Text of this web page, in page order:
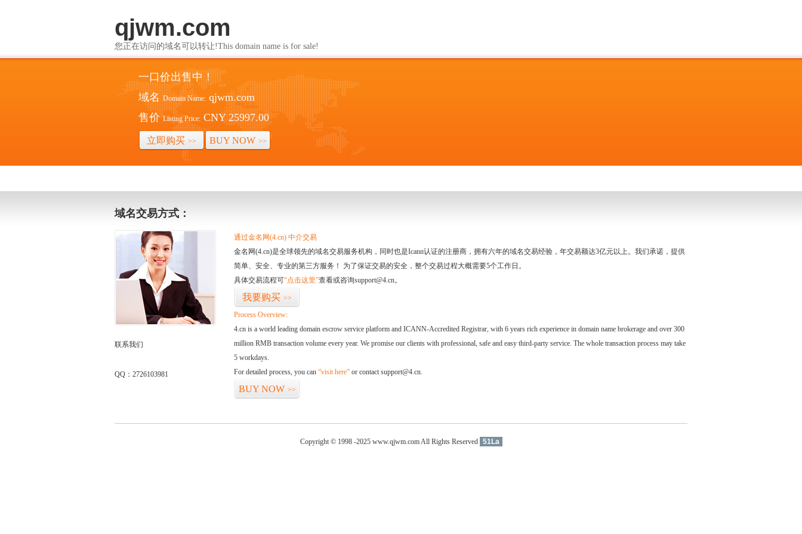
qjwm.com
您正在访问的域名可以转让!This domain name is for sale!
一口价出售中！
域名 Domain Name: qjwm.com
售价 Listing Price: CNY 25997.00
立即购买 >> BUY NOW >>
域名交易方式：
联系我们
QQ：2726103981
通过金名网(4.cn) 中介交易
金名网(4.cn)是全球领先的域名交易服务机构，同时也是Icann认证的注册商，拥有六年的域名交易经验，年交易额达3亿元以上。我们承诺，提供
简单、安全、专业的第三方服务！ 为了保证交易的安全，整个交易过程大概需要5个工作日。
具体交易流程可“点击这里”查看或咨询support@4.cn。
我要购买 >>
Process Overview:
4.cn is a world leading domain escrow service platform and ICANN-Accredited Registrar, with 6 years rich experience in domain name brokerage and over 300
million RMB transaction volume every year. We promise our clients with professional, safe and easy third-party service. The whole transaction process may take
5 workdays.
For detailed process, you can “visit here” or contact support@4.cn.
BUY NOW >>
Copyright © 1998 -2025 www.qjwm.com All Rights Reserved 51La